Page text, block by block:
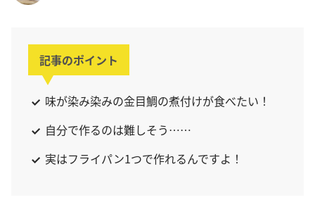
記事のポイント
味が染み染みの金目鯛の煮付けが食べたい！
自分で作るのは難しそう……
実はフライパン1つで作れるんですよ！